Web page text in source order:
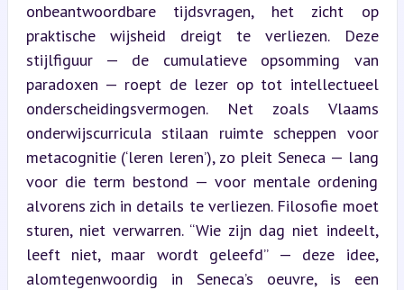
onbeantwoordbare tijdsvragen, het zicht op
praktische wijsheid dreigt te verliezen. Deze
stijlfiguur — de cumulatieve opsomming van
paradoxen — roept de lezer op tot intellectueel
onderscheidingsvermogen. Net zoals Vlaams
onderwijscurricula stilaan ruimte scheppen voor
metacognitie (‘leren leren’), zo pleit Seneca — lang
voor die term bestond — voor mentale ordening
alvorens zich in details te verliezen. Filosofie moet
sturen, niet verwarren. “Wie zijn dag niet indeelt,
leeft niet, maar wordt geleefd” — deze idee,
alomtegenwoordig in Seneca’s oeuvre, is een